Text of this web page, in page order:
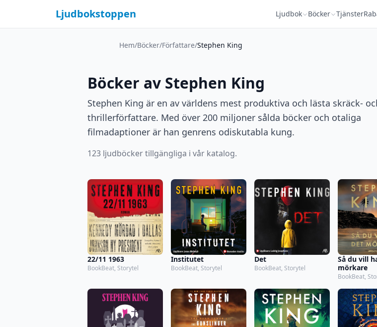
Ljudbokstoppen Ljudbok Böcker Tjänster
Hem/Böcker/Författare/Stephen King
Böcker av Stephen King
Stephen King är en av världens mest produktiva och lästa skräck-
thrillerförfattare. Med över 200 miljoner sålda böcker och otaliga
filmadaptioner är han genrens odiskutabla kung.
123 ljudböcker tillgängliga i vår katalog.
22/11 1963
BookBeat, Storytel
Institutet
BookBeat, Storytel
Det
BookBeat, Storytel
Så du vill
mörkare
BookBeat,